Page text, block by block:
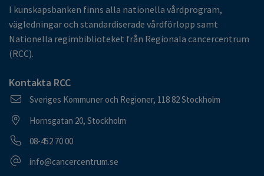
I kunskapsbanken finns alla nationella vårdprogram,
vägledningar och standardiserade vårdförlopp samt
Nationella regimbiblioteket från Regionala cancercentrum
(RCC).
Kontakta RCC
Postadress
Sveriges Kommuner och Regioner, 118 82 Stockholm
Besöksadress
Hornsgatan 20, Stockholm
Telefonnummer
08-452 70 00
E-postadress
info@cancercentrum.se